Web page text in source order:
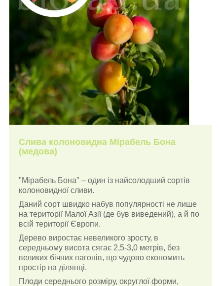
Слива колоновидна Мірабель Бона
(медова)
"Мірабель Бона" – один із найсолодший сортів
колоновидної сливи.
Даний сорт швидко набув популярності не лише
на території Малої Азії (де був виведений), а й по
всій території Європи.
Дерево виростає невеликого зросту, в
середньому висота сягає 2,5-3,0 метрів, без
великих бічних пагонів, що чудово економить
простір на ділянці.
Плоди середнього розміру, округлої форми,